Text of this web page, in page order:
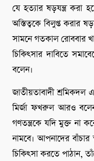
যে হত্যার ষড়যন্ত্র করা
অস্তিত্বকে বিলুপ্ত করার
সামনে গতকাল রোববার
চিকিৎসার দাবিতে
বলেন।
জাতীয়তাবাদী
মির্জা ফখরুল আরও
গণতন্ত্রকে যদি মুক্ত না
নামবে। আপনাদের বাঁচার
চিকিৎসা করতে পাঠান,